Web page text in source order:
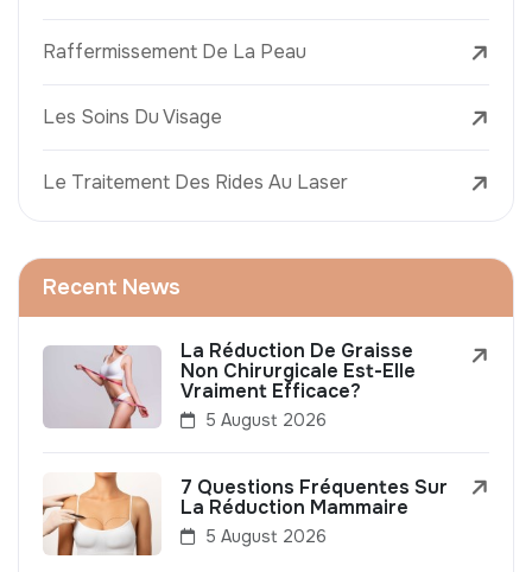
Raffermissement De La Peau
Les Soins Du Visage
Le Traitement Des Rides Au Laser
Recent News
La Réduction De Graisse
Non Chirurgicale Est-Elle
Vraiment Efficace?
5 August 2026
7 Questions Fréquentes Sur
La Réduction Mammaire
5 August 2026